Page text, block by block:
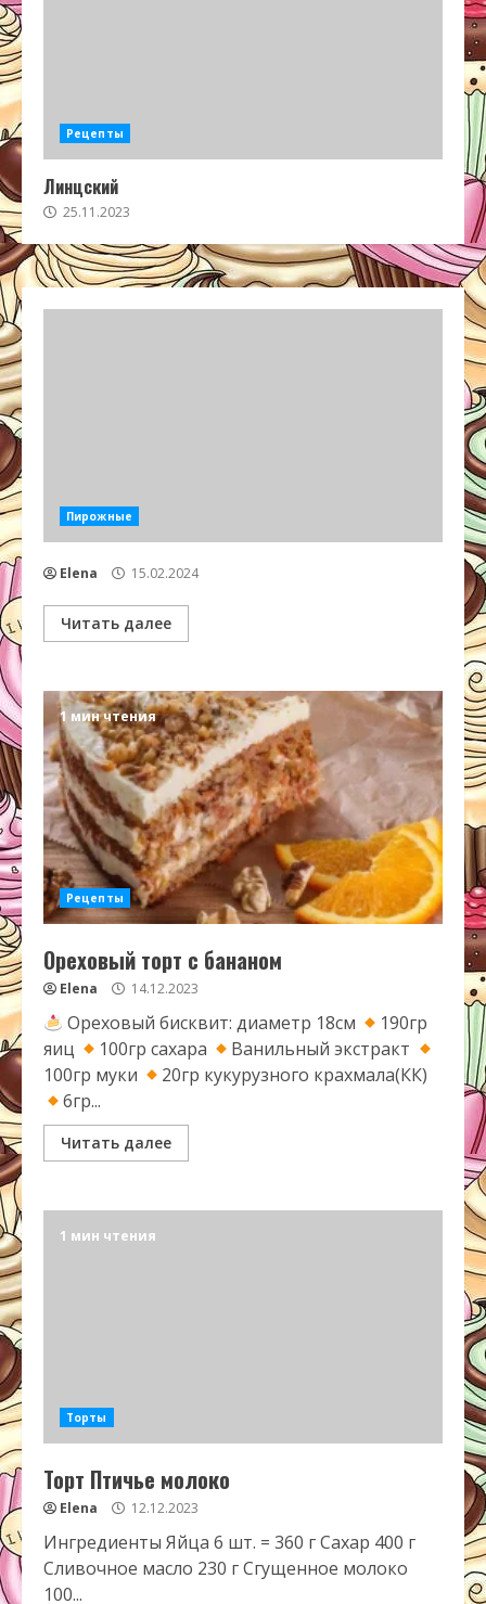
Рецепты
Линцский
25.11.2023
Пирожные
Elena 15.02.2024
Читать далее
1 мин чтения
Рецепты
Ореховый торт с бананом
Elena 14.12.2023
Ореховый бисквит: диаметр 18см
190гр
яиц
100гр сахара
Ванильный экстракт
100гр муки
20гр кукурузного крахмала(КК)
6гр...
Читать далее
1 мин чтения
Торты
Торт Птичье молоко
Elena 12.12.2023
Ингредиенты Яйца 6 шт. = 360 г Сахар 400 г
Сливочное масло 230 г Сгущенное молоко
100...